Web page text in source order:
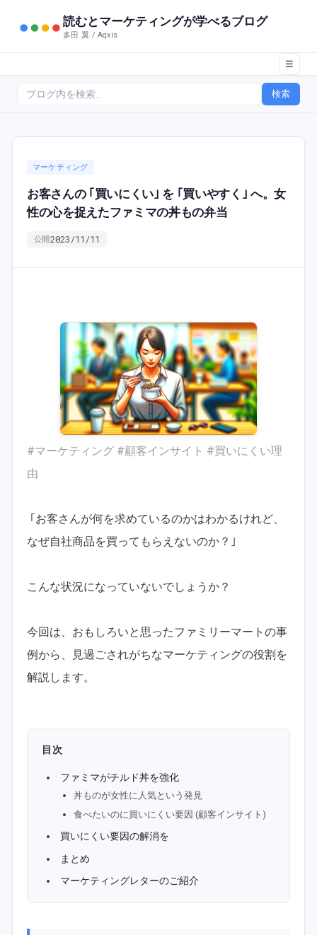
読むとマーケティングが学べるブログ
多田 翼 / Aqxis
☰
検索
マーケティング
お客さんの ｢買いにくい｣ を ｢買いやすく｣ へ。女
性の心を捉えたファミマの丼もの弁当
公開2023/11/11
#マーケティング #顧客インサイト #買いにくい理
由
｢お客さんが何を求めているのかはわかるけれど、
なぜ自社商品を買ってもらえないのか？｣
こんな状況になっていないでしょうか？
今回は、おもしろいと思ったファミリーマートの事
例から、見過ごされがちなマーケティングの役割を
解説します。
目次
ファミマがチルド丼を強化
丼ものが女性に人気という発見
食べたいのに買いにくい要因 (顧客インサイト)
買いにくい要因の解消を
まとめ
マーケティングレターのご紹介